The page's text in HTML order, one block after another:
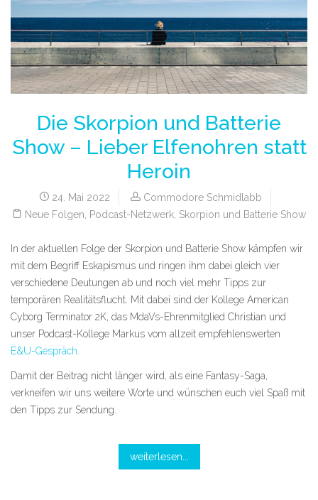
Die Skorpion und Batterie
Show – Lieber Elfenohren statt
Heroin
24. Mai 2022
Commodore Schmidlabb
Neue Folgen
Podcast-Netzwerk Skorpion und Batterie Show
In der aktuellen Folge der Skorpion und Batterie Show kämpfen wir
mit dem Begriff Eskapismus und ringen ihm dabei gleich vier
verschiedene Deutungen ab und noch viel mehr Tipps zur
temporären Realitätsflucht. Mit dabei sind der Kollege American
Cyborg Terminator 2K, das MdaVs-Ehrenmitglied Christian und
unser Podcast-Kollege Markus vom allzeit empfehlenswerten
E&U-Gespräch
Damit der Beitrag nicht länger wird, als eine Fantasy-Saga,
verkneifen wir uns weitere Worte und wünschen euch viel Spaß mit
den Tipps zur Sendung.
weiterlesen...